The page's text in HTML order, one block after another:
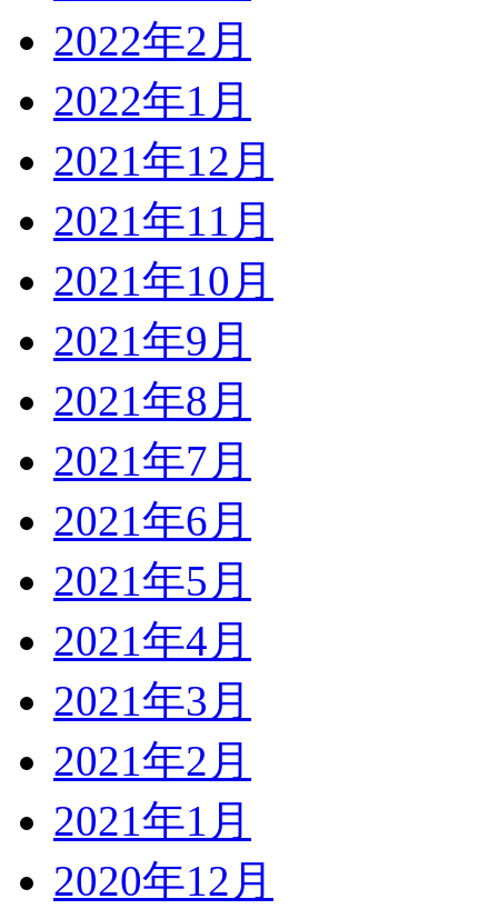
2022年2月
2022年1月
2021年12月
2021年11月
2021年10月
2021年9月
2021年8月
2021年7月
2021年6月
2021年5月
2021年4月
2021年3月
2021年2月
2021年1月
2020年12月